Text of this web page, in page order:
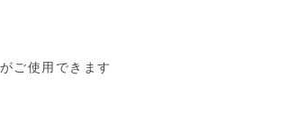
ご使用できます